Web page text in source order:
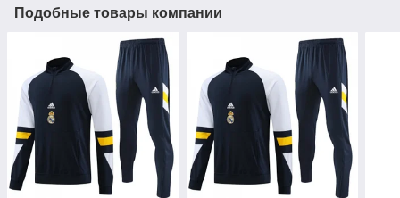
Подобные товары компании